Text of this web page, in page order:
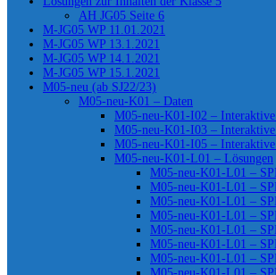
AH JG05 Seite 6
M-JG05 WP 11.01.2021
M-JG05 WP 13.1.2021
M-JG05 WP 14.1.2021
M-JG05 WP 15.1.2021
M05-neu (ab SJ22/23)
M05-neu-K01 – Daten
M05-neu-K01-I02 –
M05-neu-K01-I03 –
M05-neu-K01-I05 –
M05-neu-K01-L01 – Lösungen
M05-neu-K01-L01 –
M05-neu-K01-L01 –
M05-neu-K01-L01 –
M05-neu-K01-L01 –
M05-neu-K01-L01 –
M05-neu-K01-L01 –
M05-neu-K01-L01 –